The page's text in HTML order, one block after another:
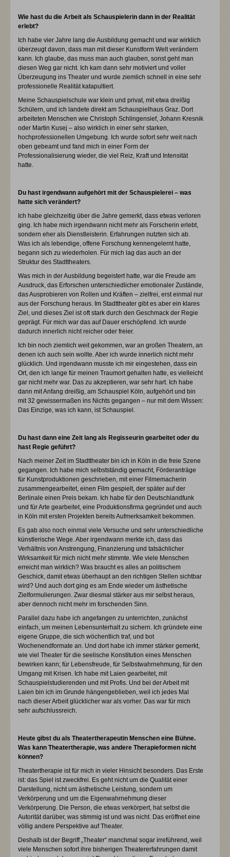
Wie hast du die Arbeit als Schauspielerin dann in der Realität
erlebt?
Ich habe vier Jahre lang die Ausbildung gemacht und war wirklich
überzeugt davon, dass man mit dieser Kunstform Welt verändern
kann. Ich glaube, das muss man auch glauben, sonst geht man
diesen Weg gar nicht. Ich kam dann sehr motiviert und voller
Überzeugung ins Theater und wurde ziemlich schnell in eine sehr
professionelle Realität katapultiert.
Meine Schauspielschule war klein und privat, mit etwa dreißig
Schülern, und ich landete direkt am Schauspielhaus Graz. Dort
arbeiteten Menschen wie Christoph Schlingensief, Johann Kresnik
oder Martin Kusej – also wirklich in einer sehr starken,
hochprofessionellen Umgebung. Ich wurde sofort sehr weit nach
oben gebeamt und fand mich in einer Form der
Professionalisierung wieder, die viel Reiz, Kraft und Intensität
hatte.
Du hast irgendwann aufgehört mit der Schauspielerei – was
hatte sich verändert?
Ich habe gleichzeitig über die Jahre gemerkt, dass etwas verloren
ging. Ich habe mich irgendwann nicht mehr als Forscherin erlebt,
sondern eher als Dienstleisterin. Erfahrungen nutzten sich ab.
Was ich als lebendige, offene Forschung kennengelernt hatte,
begann sich zu wiederholen. Für mich lag das auch an der
Struktur des Stadttheaters.
Was mich in der Ausbildung begeistert hatte, war die Freude am
Ausdruck, das Erforschen unterschiedlicher emotionaler Zustände,
das Ausprobieren von Rollen und Kräften – zielfrei, erst einmal nur
aus der Forschung heraus. Im Stadttheater gibt es aber ein klares
Ziel, und dieses Ziel ist oft stark durch den Geschmack der Regie
geprägt. Für mich war das auf Dauer erschöpfend. Ich wurde
dadurch innerlich nicht reicher oder freier.
Ich bin noch ziemlich weit gekommen, war an großen Theatern, an
denen ich auch sein wollte. Aber ich wurde innerlich nicht mehr
glücklich. Und irgendwann musste ich mir eingestehen, dass ein
Ort, den ich lange für meinen Traumort gehalten hatte, es vielleicht
gar nicht mehr war. Das zu akzeptieren, war sehr hart. Ich habe
dann mit Anfang dreißig, am Schauspiel Köln, aufgehört und bin
mit 32 gewissermaßen ins Nichts gegangen – nur mit dem Wissen:
Das Einzige, was ich kann, ist Schauspiel.
Du hast dann eine Zeit lang als Regisseurin gearbeitet oder du
hast Regie geführt?
Nach meiner Zeit im Stadttheater bin ich in Köln in die freie Szene
gegangen. Ich habe mich selbstständig gemacht, Förderanträge
für Kunstproduktionen geschrieben, mit einer Filmemacherin
zusammengearbeitet, einen Film gespielt, der später auf der
Berlinale einen Preis bekam. Ich habe für den Deutschlandfunk
und für Arte gearbeitet, eine Produktionsfirma gegründet und auch
in Köln mit ersten Projekten bereits Aufmerksamkeit bekommen.
Es gab also noch einmal viele Versuche und sehr unterschiedliche
künstlerische Wege. Aber irgendwann merkte ich, dass das
Verhältnis von Anstrengung, Finanzierung und tatsächlicher
Wirksamkeit für mich nicht mehr stimmte. Wie viele Menschen
erreicht man wirklich? Was braucht es alles an politischem
Geschick, damit etwas überhaupt an den richtigen Stellen sichtbar
wird? Und auch dort ging es am Ende wieder um ästhetische
Zielformulierungen. Zwar diesmal stärker aus mir selbst heraus,
aber dennoch nicht mehr im forschenden Sinn.
Parallel dazu habe ich angefangen zu unterrichten, zunächst
einfach, um meinen Lebensunterhalt zu sichern. Ich gründete eine
eigene Gruppe, die sich wöchentlich traf, und bot
Wochenendformate an. Und dort habe ich immer stärker gemerkt,
wie viel Theater für die seelische Konstitution eines Menschen
bewirken kann; für Lebensfreude, für Selbstwahrnehmung, für den
Umgang mit Krisen. Ich habe mit Laien gearbeitet, mit
Schauspielstudierenden und mit Profis. Und bei der Arbeit mit
Laien bin ich im Grunde hängengeblieben, weil ich jedes Mal
nach dieser Arbeit glücklicher war als vorher. Das war für mich
sehr aufschlussreich.
Heute gibst du als Theatertherapeutin Menschen eine Bühne.
Was kann Theatertherapie, was andere Therapieformen nicht
können?
Theatertherapie ist für mich in vieler Hinsicht besonders. Das Erste
ist: das Spiel ist zweckfrei. Es geht nicht um die Qualität einer
Darstellung, nicht um ästhetische Leistung, sondern um
Verkörperung und um die Eigenwahrnehmung dieser
Verkörperung. Die Person, die etwas verkörpert, hat selbst die
Autorität darüber, was stimmig ist und was nicht. Das eröffnet eine
völlig andere Perspektive auf Theater.
Deshalb ist der Begriff „Theater“ manchmal sogar irreführend, weil
viele Menschen sofort ihre bisherigen Theatererfahrungen damit